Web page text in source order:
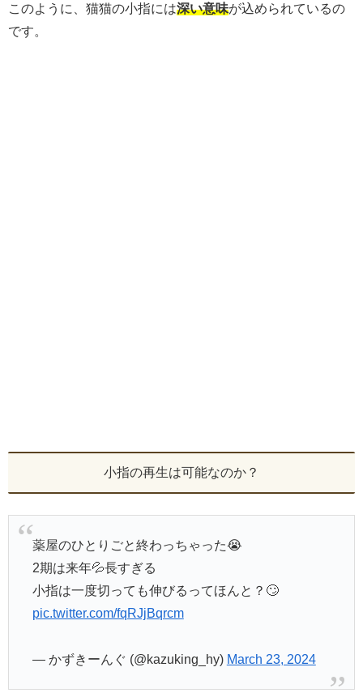
このように、猫猫の小指には深い意味が込められているの
です。
小指の再生は可能なのか？
薬屋のひとりごと終わっちゃった😭
2期は来年💦長すぎる
小指は一度切っても伸びるってほんと？🙄
pic.twitter.com/fqRJjBqrcm
— かずきーんぐ (@kazuking_hy) March 23, 2024